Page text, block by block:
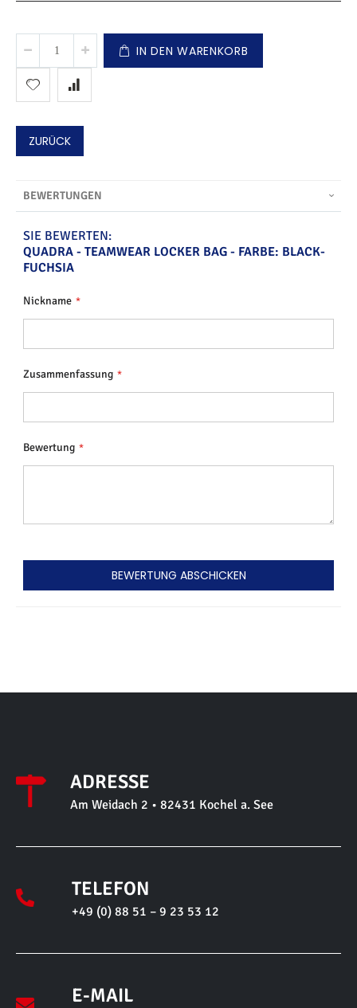
IN DEN WARENKORB
ZURÜCK
BEWERTUNGEN
SIE BEWERTEN:
QUADRA - TEAMWEAR LOCKER BAG - FARBE: BLACK-
FUCHSIA
Nickname
Zusammenfassung
Bewertung
BEWERTUNG ABSCHICKEN
ADRESSE
Am Weidach 2 • 82431 Kochel a. See
TELEFON
+49 (0) 88 51 – 9 23 53 12
E-MAIL